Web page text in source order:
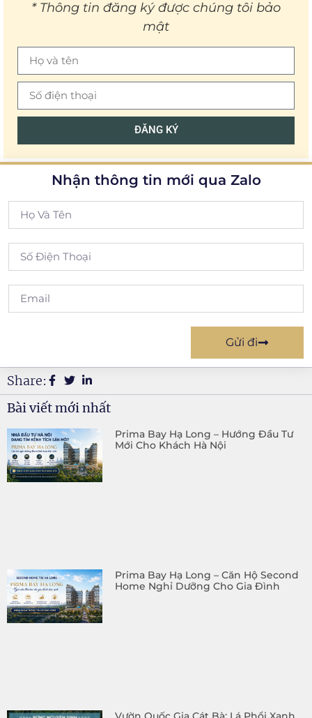
* Thông tin đăng ký được chúng tôi bảo
mật
ĐĂNG KÝ
Nhận thông tin mới qua Zalo
Gửi đi
Share:
Bài viết mới nhất
Prima Bay Hạ Long – Hướng Đầu Tư
Mới Cho Khách Hà Nội
Prima Bay Hạ Long – Căn Hộ Second
Home Nghỉ Dưỡng Cho Gia Đình